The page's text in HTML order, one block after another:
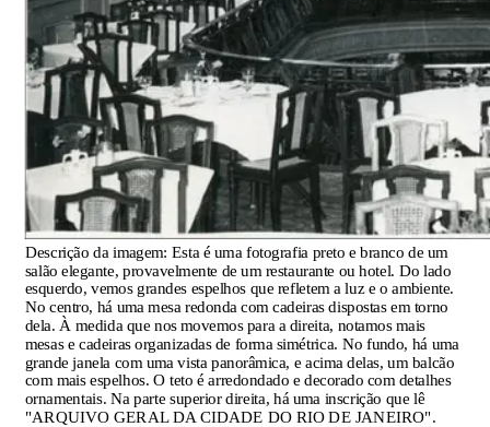
Descrição da imagem: Esta é uma fotografia preto e branco de um
salão elegante, provavelmente de um restaurante ou hotel. Do lado
esquerdo, vemos grandes espelhos que refletem a luz e o ambiente.
No centro, há uma mesa redonda com cadeiras dispostas em torno
dela. À medida que nos movemos para a direita, notamos mais
mesas e cadeiras organizadas de forma simétrica. No fundo, há uma
grande janela com uma vista panorâmica, e acima delas, um balcão
com mais espelhos. O teto é arredondado e decorado com detalhes
ornamentais. Na parte superior direita, há uma inscrição que lê
"ARQUIVO GERAL DA CIDADE DO RIO DE JANEIRO".